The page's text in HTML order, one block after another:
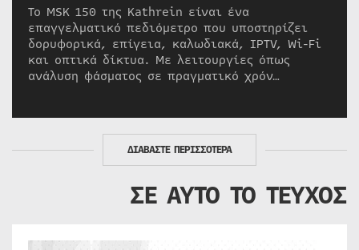
Το MSK 150 της Kathrein είναι ένα
επαγγελματικό πεδιόμετρο που υποστηρίζει
δορυφορικά, επίγεια, καλωδιακά, IPTV, Wi-Fi
και οπτικά δίκτυα. Με λειτουργίες όπως
ανάλυση φάσματος σε πραγματικό χρόν…
ΔΙΑΒΑΣΤΕ ΠΕΡΙΣΣΟΤΕΡΑ
ΣΕ ΑΥΤΟ ΤΟ ΤΕΥΧΟΣ